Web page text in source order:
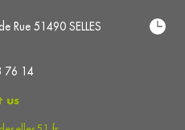
Rue 51490 SELLES
76 14
us